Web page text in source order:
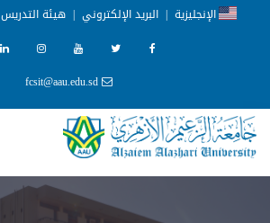
الإنجليزية | البريد الإلكتروني | هيئة التدريس
fcsit@aau.edu.sd